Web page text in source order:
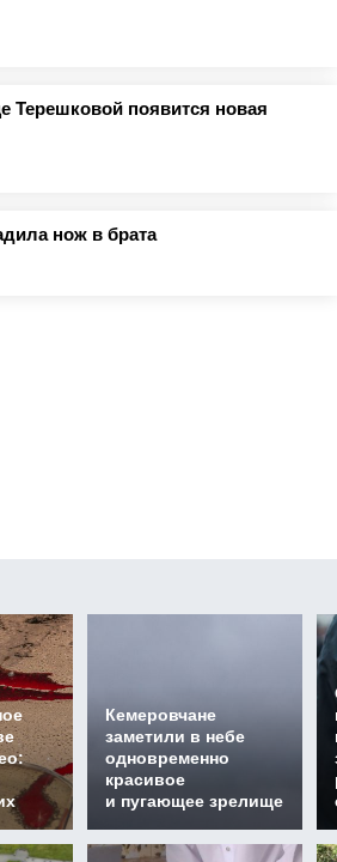
Терешковой появится новая
нож в брата
Кемеровчане
заметили в небе
одновременно
красивое
и пугающее зрелище